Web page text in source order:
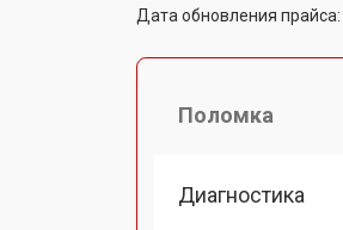
Дата обновления прайса:
Поломка
Диагностика